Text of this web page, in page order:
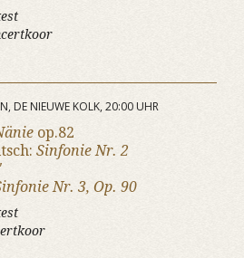
DE NIEUWE KOLK, 20:00 UHR
op.82
Sinfonie Nr. 2
Nr. 3, Op. 90